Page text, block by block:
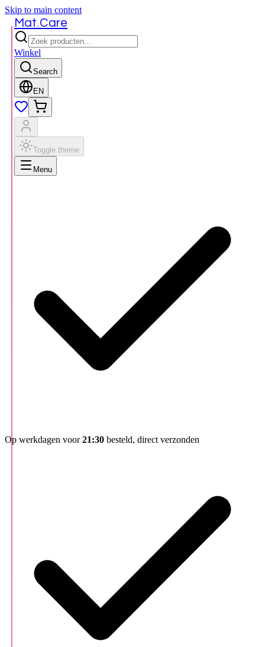
Skip to main content
Mat.Care
Winkel
Search
EN
Toggle theme
Menu
Op werkdagen voor21:30 besteld, direct verzonden